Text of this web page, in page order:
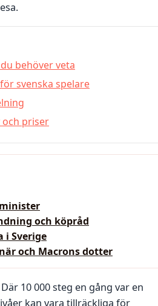
behöver veta
svenska spelare
och priser
och köpråd
i Sverige
och Macrons dotter
10 000 steg en gång var en
kan vara tillräckliga för